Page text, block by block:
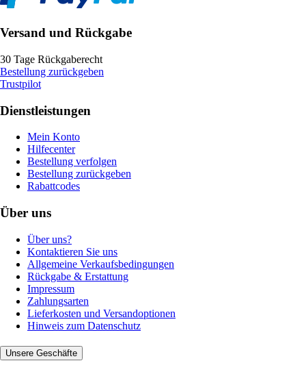
Versand und Rückgabe
30 Tage Rückgaberecht
Bestellung zurückgeben
Trustpilot
Dienstleistungen
Mein Konto
Hilfecenter
Bestellung verfolgen
Bestellung zurückgeben
Rabattcodes
Über uns
Über uns?
Kontaktieren Sie uns
Allgemeine Verkaufsbedingungen
Rückgabe & Erstattung
Impressum
Zahlungsarten
Lieferkosten und Versandoptionen
Hinweis zum Datenschutz
Unsere Geschäfte